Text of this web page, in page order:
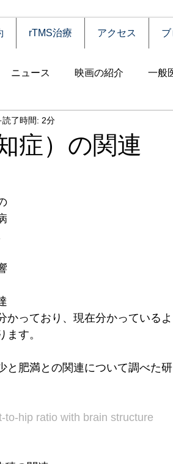
rTMS治療 アクセス
ニュース 映画の紹介 一般
うつ病
強迫性障害
ADHD
症）の関連
読了時間: 2分
っており、現在分かっている
す。
肥満との関連について調べた
hip ratio with brain structure